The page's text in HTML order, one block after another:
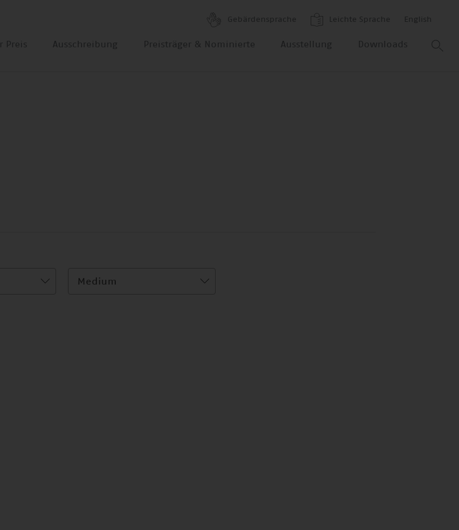
Gebärdensprache Leichte Sprache English
Preis Ausschreibung Preisträger & Nominierte Ausstellung Downloads
Medium